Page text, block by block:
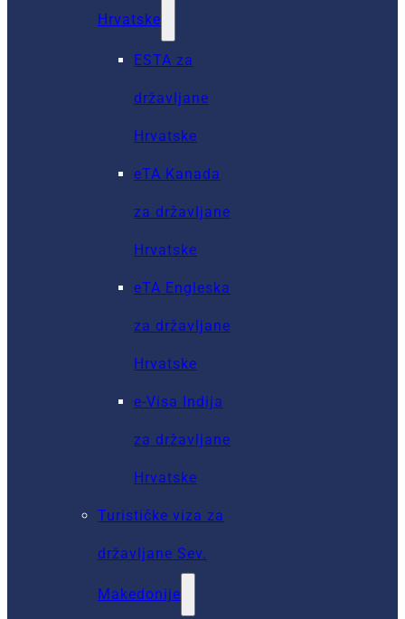
Hrvatske
ESTA za
državljane
Hrvatske
eTA Kanada
za državljane
Hrvatske
eTA Engleska
za državljane
Hrvatske
e-Visa Indija
za državljane
Hrvatske
Turističke viza za
državljane Sev.
Makedonije